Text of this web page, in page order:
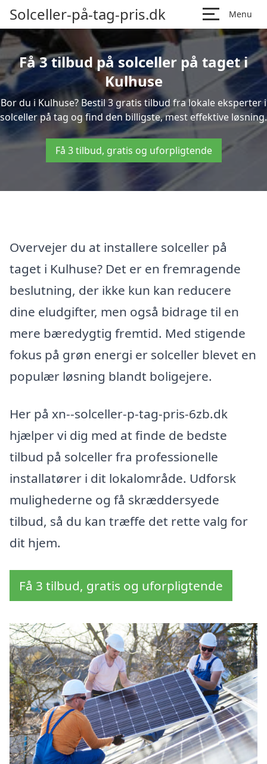
Solceller-på-tag-pris.dk Menu
Få 3 tilbud på solceller på taget i
Kulhuse
Bor du i Kulhuse? Bestil 3 gratis tilbud fra lokale eksperter i
solceller på tag og find den billigste, mest effektive løsning.
Få 3 tilbud, gratis og uforpligtende
Overvejer du at installere solceller på
taget i Kulhuse? Det er en fremragende
beslutning, der ikke kun kan reducere
dine eludgifter, men også bidrage til en
mere bæredygtig fremtid. Med stigende
fokus på grøn energi er solceller blevet en
populær løsning blandt boligejere.
Her på xn--solceller-p-tag-pris-6zb.dk
hjælper vi dig med at finde de bedste
tilbud på solceller fra professionelle
installatører i dit lokalområde. Udforsk
mulighederne og få skræddersyede
tilbud, så du kan træffe det rette valg for
dit hjem.
Få 3 tilbud, gratis og uforpligtende